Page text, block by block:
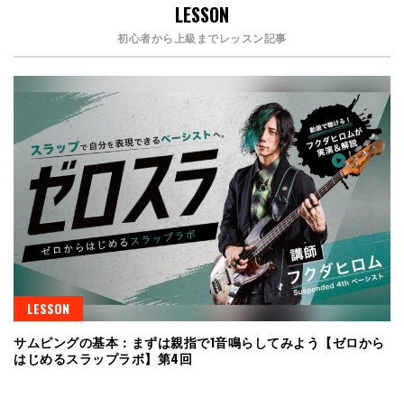
LESSON
初心者から上級までレッスン記事
LESSON
サムピングの基本：まずは親指で1音鳴らしてみよう【ゼロから
はじめるスラップラボ】第4回